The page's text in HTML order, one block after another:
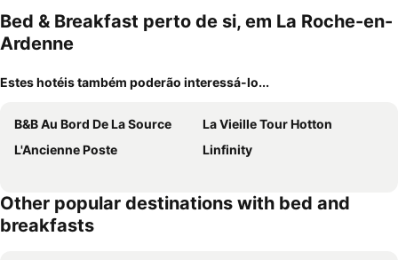
Bed & Breakfast perto de si, em La Roche-en-
Ardenne
Estes hotéis também poderão interessá-lo...
B&B Au Bord De La Source
La Vieille Tour Hotton
L'Ancienne Poste
Linfinity
Other popular destinations with bed and
breakfasts